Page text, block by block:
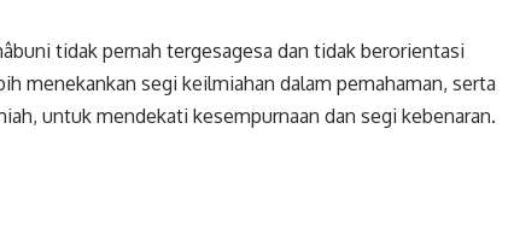
tidak pernah tergesagesa dan tidak berorientasi
menekankan segi keilmiahan dalam pemahaman, serta
untuk mendekati kesempurnaan dan segi kebenaran.